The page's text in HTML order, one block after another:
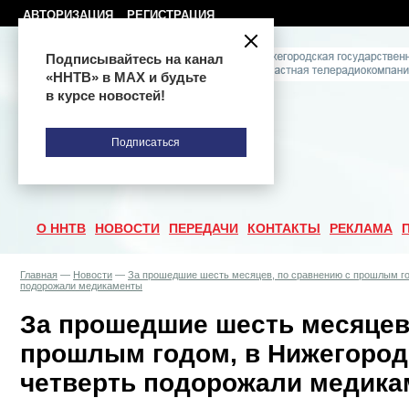
АВТОРИЗАЦИЯ РЕГИСТРАЦИЯ
О ННТВ НОВОСТИ ПЕРЕДАЧИ КОНТАКТЫ РЕКЛАМА
Главная — Новости — За прошедшие шесть месяцев, по сравнению с прошлым
подорожали медикаменты
За прошедшие шесть
прошлым годом, в
четверть подорожали
Подписывайтесь на канал
«ННТВ» в МАХ и будьте
в курсе новостей!
Подписаться